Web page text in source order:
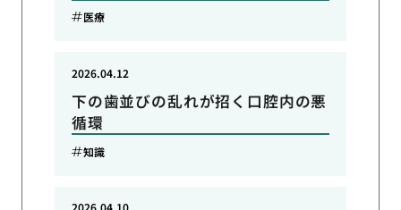
医療
下の歯並びの乱れが招く口腔内の悪
循環
2026.04.12
知識